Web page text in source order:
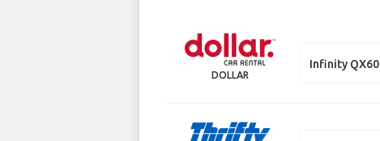
DOLLAR
Infinity QX60